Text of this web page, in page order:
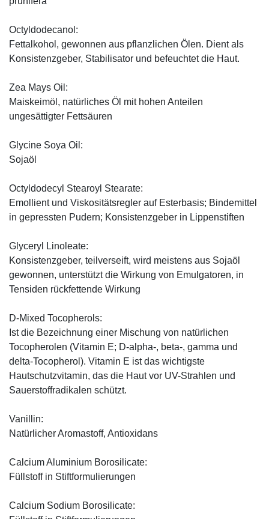
Octyldodecanol:
Fettalkohol, gewonnen aus pflanzlichen Ölen. Dient als
Konsistenzgeber, Stabilisator und befeuchtet die Haut.
Zea Mays Oil:
Maiskeimöl, natürliches Öl mit hohen Anteilen
ungesättigter Fettsäuren
Glycine Soya Oil:
Sojaöl
Octyldodecyl Stearoyl Stearate:
Emollient und Viskositätsregler auf Esterbasis; Bindemittel
in gepressten Pudern; Konsistenzgeber in Lippenstiften
Glyceryl Linoleate:
Konsistenzgeber, teilverseift, wird meistens aus Sojaöl
gewonnen, unterstützt die Wirkung von Emulgatoren, in
Tensiden rückfettende Wirkung
D-Mixed Tocopherols:
Ist die Bezeichnung einer Mischung von natürlichen
Tocopherolen (Vitamin E; D-alpha-, beta-, gamma und
delta-Tocopherol). Vitamin E ist das wichtigste
Hautschutzvitamin, das die Haut vor UV-Strahlen und
Sauerstoffradikalen schützt.
Vanillin:
Natürlicher Aromastoff, Antioxidans
Calcium Aluminium Borosilicate:
Füllstoff in Stiftformulierungen
Calcium Sodium Borosilicate: